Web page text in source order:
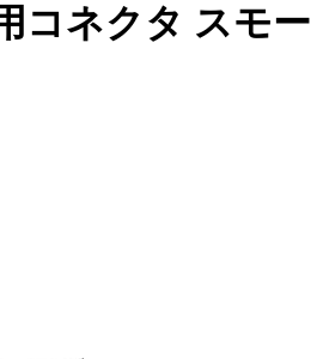
コネクタ スモー